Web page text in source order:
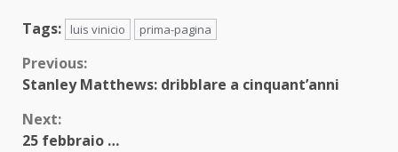
Tags: luis vinicio prima-pagina
Continue
Reading
Previous:
Stanley Matthews: dribblare a cinquant’anni
Next:
25 febbraio …